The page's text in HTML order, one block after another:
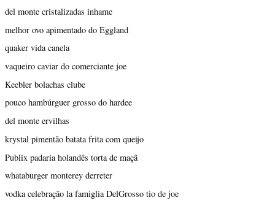
del monte cristalizadas inhame
melhor ovo apimentado do Eggland
quaker vida canela
vaqueiro caviar do comerciante joe
Keebler bolachas clube
pouco hambúrguer grosso do hardee
del monte ervilhas
krystal pimentão batata frita com queijo
Publix padaria holandês torta de maçã
whataburger monterey derreter
vodka celebração la famiglia DelGrosso tio de joe